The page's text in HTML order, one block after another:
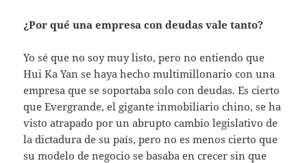
¿Por qué una empresa con deudas vale tanto?
Yo sé que no soy muy listo, pero no entiendo que
Hui Ka Yan se haya hecho multimillonario con una
empresa que se soportaba solo con deudas. Es cierto
que Evergrande, el gigante inmobiliario chino, se ha
visto atrapado por un abrupto cambio legislativo de
la dictadura de su país, pero no es menos cierto que
su modelo de negocio se basaba en crecer sin que